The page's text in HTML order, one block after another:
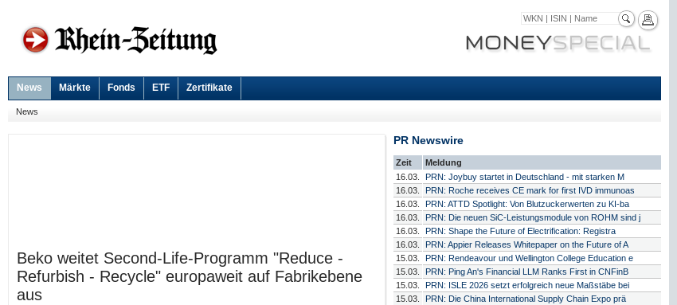
News Märkte Fonds ETF Zertifikate
News
Beko weitet Second-Life-Programm "Reduce -
Refurbish - Recycle" europaweit auf Fabrikebene
aus
PR Newswire
Zeit
Meldung
16.03.
PRN: Joybuy startet in Deutschland - mit starken M
16.03.
PRN: Roche receives CE mark for first IVD immunoas
16.03.
PRN: ATTD Spotlight: Von Blutzuckerwerten zu KI-ba
16.03.
PRN: Die neuen SiC-Leistungsmodule von ROHM sind j
16.03.
PRN: Shape the Future of Electrification: Registra
16.03.
PRN: Appier Releases Whitepaper on the Future of A
15.03.
PRN: Rendeavour und Wellington College Education e
15.03.
PRN: Ping An's Financial LLM Ranks First in CNFinB
15.03.
PRN: ISLE 2026 setzt erfolgreich neue Maßstäbe bei
15.03.
PRN: Die China International Supply Chain Expo prä